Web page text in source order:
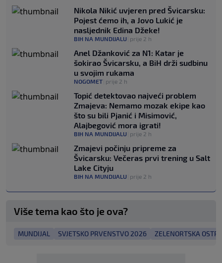
Nikola Nikić uvjeren pred Švicarsku:
Pojest ćemo ih, a Jovo Lukić je
nasljednik Edina Džeke!
BIH NA MUNDIJALU prije 2 h
Anel Džanković za N1: Katar je
šokirao Švicarsku, a BiH drži sudbinu
u svojim rukama
NOGOMET prije 2 h
Topić detektovao najveći problem
Zmajeva: Nemamo mozak ekipe kao
što su bili Pjanić i Misimović,
Alajbegović mora igrati!
BIH NA MUNDIJALU prije 2 h
Zmajevi počinju pripreme za
Švicarsku: Večeras prvi trening u Salt
Lake Cityju
BIH NA MUNDIJALU prije 2 h
Više tema kao što je ova?
MUNDIJAL SVJETSKO PRVENSTVO 2026 ZELENORTSKA